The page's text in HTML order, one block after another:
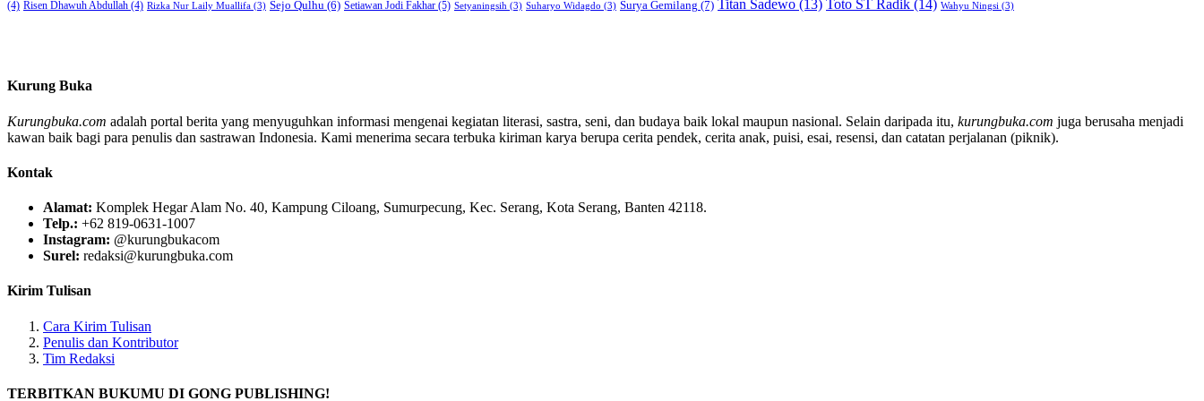
(4) Risen Dhawuh Abdullah (4) Rizka Nur Laily Muallifa (3) Sejo Qulhu (6) Setiawan Jodi Fakhar (5) Setyaningsih (3) Suharyo Widagdo (3) Surya Gemilang (7) Titan Sadewo (13) Toto ST Radik (14) Wahyu Ningsi (3)
Kurung Buka
Kurungbuka.com adalah portal berita yang menyuguhkan informasi mengenai kegiatan literasi, sastra, seni, dan budaya baik lokal maupun nasional. Selain daripada itu, kurungbuka.com juga berusaha menjadi
kawan baik bagi para penulis dan sastrawan Indonesia. Kami menerima secara terbuka kiriman karya berupa cerita pendek, cerita anak, puisi, esai, resensi, dan catatan perjalanan (piknik).
Kontak
Alamat: Komplek Hegar Alam No. 40, Kampung Ciloang, Sumurpecung, Kec. Serang, Kota Serang, Banten 42118.
Telp.: +62 819-0631-1007
Instagram: @kurungbukacom
Surel: redaksi@kurungbuka.com
Kirim Tulisan
Cara Kirim Tulisan
Penulis dan Kontributor
Tim Redaksi
TERBITKAN BUKUMU DI GONG PUBLISHING!